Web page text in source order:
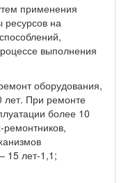
применения
ресурсов на
выполнения
оборудования,
лет. При ремонте
более 10
ремонтников,
15 лет-1,1;